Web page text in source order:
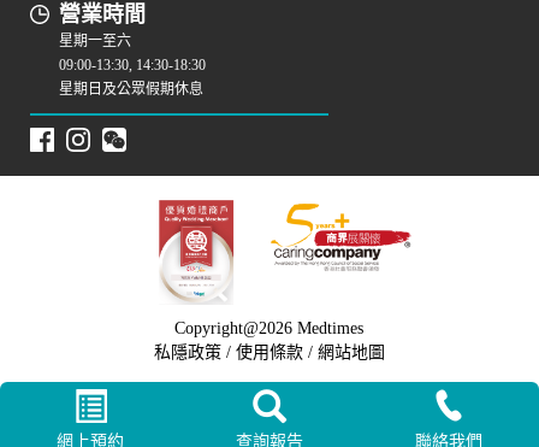
網上預約 查詢報告 聯絡我們
營業時間
星期一至六
09:00-13:30, 14:30-18:30
星期日及公眾假期休息
Copyright@2026 Medtimes
私隱政策 / 使用條款/ 網站地圖